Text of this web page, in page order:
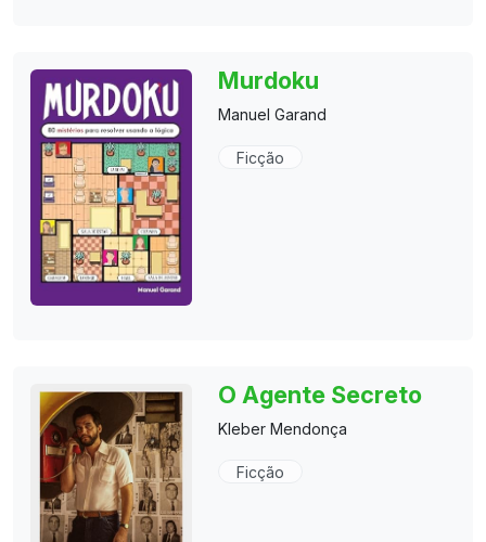
Murdoku
Manuel Garand
Ficção
O Agente Secreto
Kleber Mendonça
Ficção